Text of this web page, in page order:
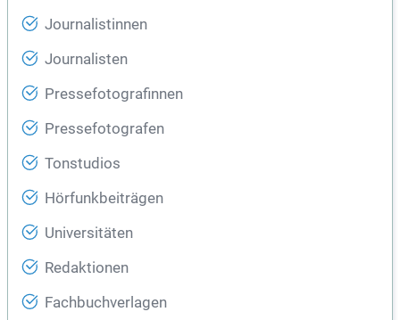
Journalistinnen
Journalisten
Pressefotografinnen
Pressefotografen
Tonstudios
Hörfunkbeiträgen
Universitäten
Redaktionen
Fachbuchverlagen